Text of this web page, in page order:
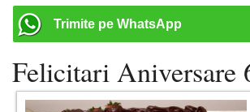
Trimite pe WhatsApp
Felicitari Aniversare